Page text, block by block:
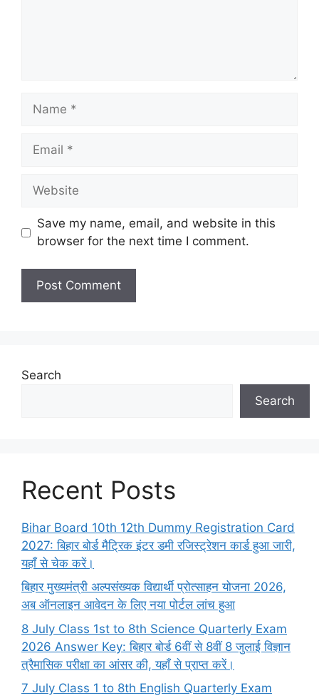
Name
Email
Website
Save my name, email, and website in this
browser for the next time I comment.
Search
Search
Recent Posts
Bihar Board 10th 12th Dummy Registration Card
2027: बिहार बोर्ड मैट्रिक इंटर डमी रजिस्ट्रेशन कार्ड हुआ जारी,
यहाँ से चेक करें।
बिहार मुख्यमंत्री अल्पसंख्यक विद्यार्थी प्रोत्साहन योजना 2026,
अब ऑनलाइन आवेदन के लिए नया पोर्टल लांच हुआ
8 July Class 1st to 8th Science Quarterly Exam
2026 Answer Key: बिहार बोर्ड 6वीं से 8वीं 8 जुलाई विज्ञान
त्रैमासिक परीक्षा का आंसर की, यहाँ से प्राप्त करें।
7 July Class 1 to 8th English Quarterly Exam